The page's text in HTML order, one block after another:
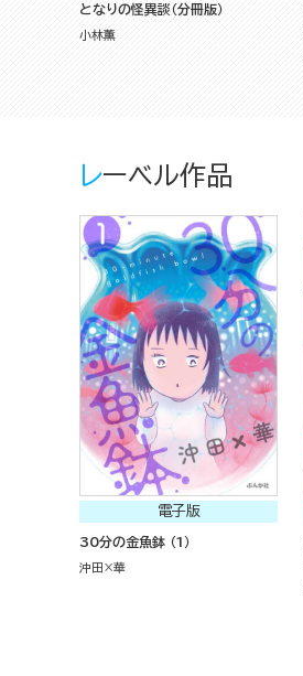
となりの怪異談（分冊版）
小林薫
レーベル作品
電子版
30分の金魚鉢 （1）
沖田×華